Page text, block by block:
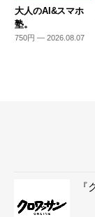
大人のAI&スマホ
塾。
750円 — 2026.08.07
『